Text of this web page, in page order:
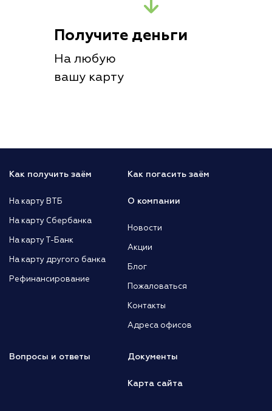
Получите деньги
На любую
вашу карту
Как получить заём
На карту ВТБ
На карту Сбербанка
На карту Т-Банк
На карту другого банка
Рефинансирование
Как погасить заём
О компании
Новости
Акции
Блог
Пожаловаться
Контакты
Адреса офисов
Вопросы и ответы Документы
Карта сайта